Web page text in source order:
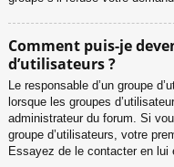
Comment puis-je
d’utilisateurs ?
Le responsable d’un groupe
lorsque les groupes
administrateur du forum. Si
groupe d’utilisateurs, votre
Essayez de le contacter en lui